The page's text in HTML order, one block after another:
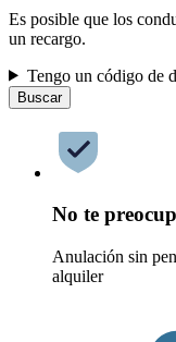
Es posible que los
un recargo.
Tengo un código de
Buscar
No te
Anulación sin
alquiler